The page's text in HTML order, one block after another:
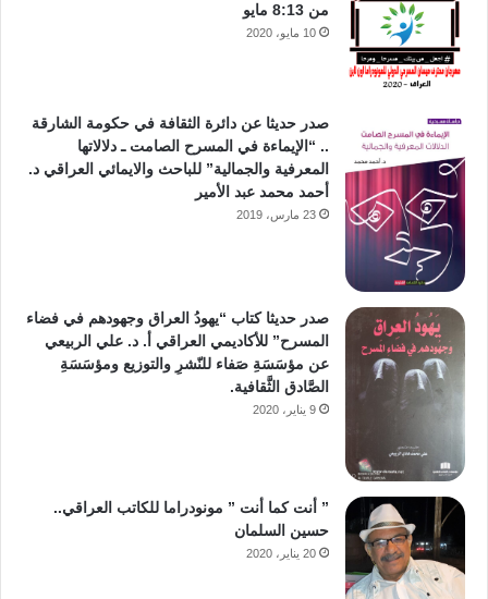
من 8:13 مايو
10 مايو، 2020
صدر حديثا عن دائرة الثقافة في حكومة الشارقة
.. “الإيماءة في المسرح الصامت ـ دلالاتها
المعرفية والجمالية” للباحث والايمائي العراقي د.
أحمد محمد عبد الأمير
23 مارس، 2019
صدر حديثا كتاب “يهودُ العراق وجهودهم في فضاء
المسرح” للأكاديمي العراقي أ. د. علي الربيعي
عن مؤسَسَةِ صَفاء للنّشرِ والتوزيع ومؤسَسَةِ
الصَّادق الثَّقافية.
9 يناير، 2020
” أنت كما أنت ” مونودراما للكاتب العراقي..
حسين السلمان
20 يناير، 2020